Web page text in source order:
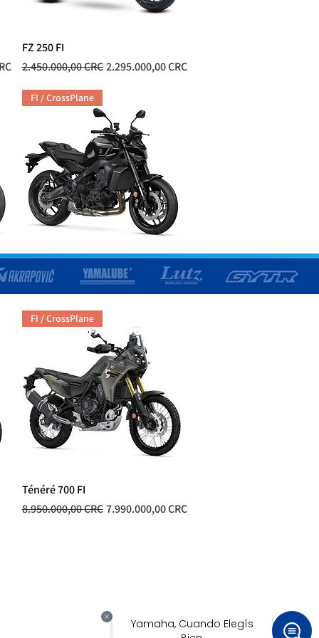
FZ 250 FI
Precio
2.450.000,00 CRC Precio de oferta
2.295.000,00 CRC
Vista rápida
FI / CrossPlane
MT-09 FI
Precio
8.170.000,00 CRC
Vista rápida
FI / CrossPlane
Ténéré 700 FI
Precio
8.950.000,00 CRC Precio de oferta
7.990.000,00 CRC